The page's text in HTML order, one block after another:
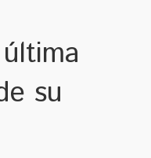
su